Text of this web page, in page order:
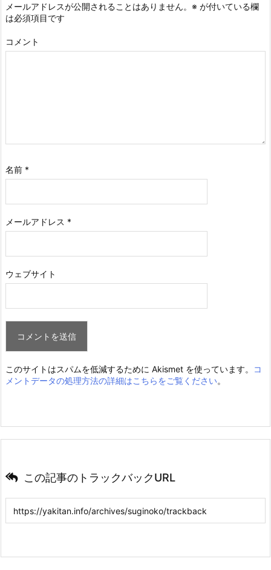
メールアドレスが公開されることはありません。 ※ が付いている欄
は必須項目です
コメント
名前 *
メールアドレス *
ウェブサイト
このサイトはスパムを低減するために Akismet を使っています。
コ
メントデータの処理方法の詳細はこちらをご覧ください。
この記事のトラックバックURL